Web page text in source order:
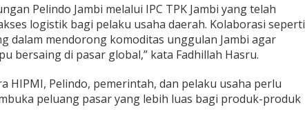
Pelindo Jambi melalui IPC TPK Jambi yang telah
logistik bagi pelaku usaha daerah. Kolaborasi seperti
dalam mendorong komoditas unggulan Jambi agar
bersaing di pasar global,” kata Fadhillah Hasru.
HIPMI, Pelindo, pemerintah, dan pelaku usaha perlu
peluang pasar yang lebih luas bagi produk-produk